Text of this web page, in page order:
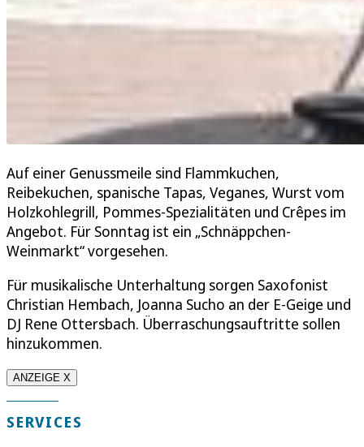
Auf einer Genussmeile sind Flammkuchen,
Reibekuchen, spanische Tapas, Veganes, Wurst vom
Holzkohlegrill, Pommes-Spezialitäten und Crêpes im
Angebot. Für Sonntag ist ein „Schnäppchen-
Weinmarkt“ vorgesehen.
Für musikalische Unterhaltung sorgen Saxofonist
Christian Hembach, Joanna Sucho an der E-Geige und
DJ Rene Ottersbach. Überraschungsauftritte sollen
hinzukommen.
ANZEIGE X
SERVICES